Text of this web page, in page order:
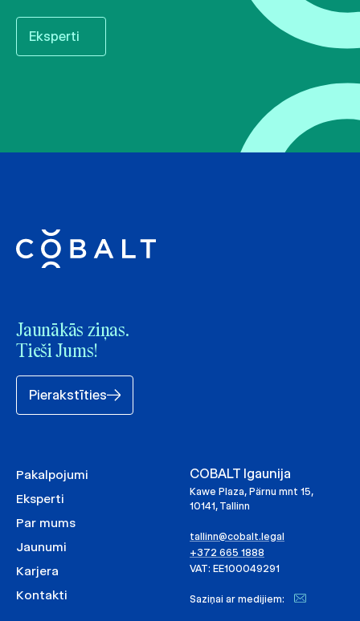
Eksperti
Jaunākās ziņas.
Tieši Jums!
Pierakstīties
Pakalpojumi
Eksperti
Par mums
Jaunumi
Karjera
Kontakti
COBALT Igaunija
Kawe Plaza, Pärnu mnt 15,
10141, Tallinn
tallinn@cobalt.legal
+372 665 1888
VAT: EE100049291
Saziņai ar medijiem: